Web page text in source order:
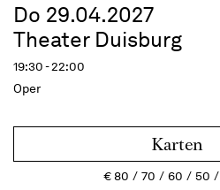
Do 29.04.2027
Theater Duisburg
19:30 - 22:00
Oper
Karten
€80 70 60 50